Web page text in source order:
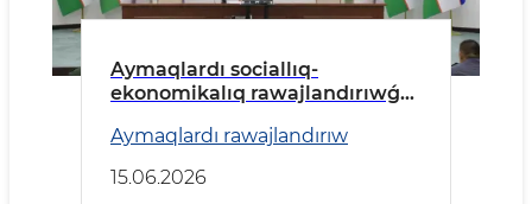
Aymaqlardı sociallıq-
ekonomikalıq rawajlandırıwǵa
etildi.
Aymaqlardı rawajlandırıw
15.06.2026